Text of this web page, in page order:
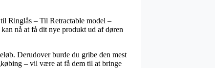
Ringlås – Til Retractable model –
nå at få dit nye produkt ud af døren
Derudover burde du gribe den mest
– vil være at få dem til at bringe